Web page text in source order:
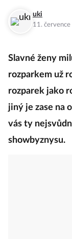
uki
11.
Slavné ženy
rozparkem už
rozparek jako
jiný je zase na
vás ty
showbyznysu.